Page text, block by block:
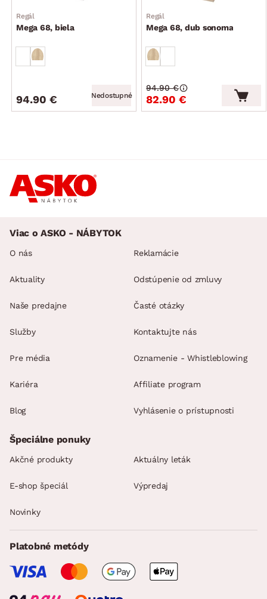
Regál
Mega 68, biela
94.90 € Nedostupné
Regál
Mega 68, dub sonoma
82.90 €
94.90 €
Viac o ASKO - NÁBYTOK
O nás
Aktuality
Naše predajne
Služby
Pre média
Kariéra
Blog
Reklamácie
Odstúpenie od zmluvy
Časté otázky
Kontaktujte nás
Oznamenie - Whistleblowing
Affiliate program
Vyhlásenie o prístupnosti
Špeciálne ponuky
Akčné produkty Aktuálny leták
E-shop špeciál Výpredaj
Novinky
Platobné metódy